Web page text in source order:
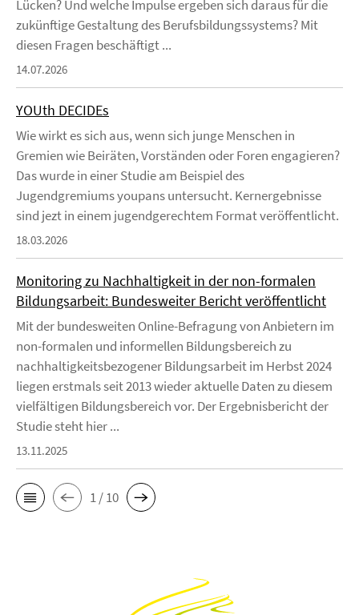
Lücken? Und welche Impulse ergeben sich daraus für die
zukünftige Gestaltung des Berufsbildungssystems? Mit
diesen Fragen beschäftigt ...
14.07.2026
YOUth DECIDEs
Wie wirkt es sich aus, wenn sich junge Menschen in
Gremien wie Beiräten, Vorständen oder Foren engagieren?
Das wurde in einer Studie am Beispiel des
Jugendgremiums youpans untersucht. Kernergebnisse
sind jezt in einem jugendgerechtem Format veröffentlicht.
18.03.2026
Monitoring zu Nachhaltigkeit in der non-formalen
Bildungsarbeit: Bundesweiter Bericht veröffentlicht
Mit der bundesweiten Online-Befragung von Anbietern im
non-formalen und informellen Bildungsbereich zu
nachhaltigkeitsbezogener Bildungsarbeit im Herbst 2024
liegen erstmals seit 2013 wieder aktuelle Daten zu diesem
vielfältigen Bildungsbereich vor. Der Ergebnisbericht der
Studie steht hier ...
13.11.2025
1 / 10